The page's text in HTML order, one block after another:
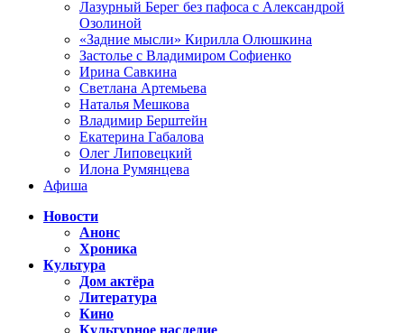
Лазурный Берег без пафоса с Александрой
Озолиной
«Задние мысли» Кирилла Олюшкина
Застолье с Владимиром Софиенко
Ирина Савкина
Светлана Артемьева
Наталья Мешкова
Владимир Берштейн
Екатерина Габалова
Олег Липовецкий
Илона Румянцева
Афиша
Новости
Анонс
Хроника
Культура
Дом актёра
Литература
Кино